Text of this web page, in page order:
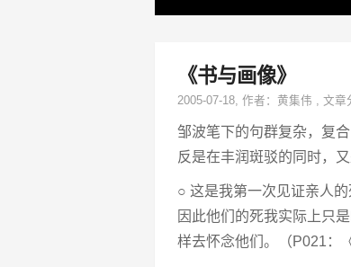
《书与画像》
2005-07-18, 作者： 黄集伟 , 文章
邹波笔下的句群复杂，复
反是在丰润斑驳的同时，
○ 这是我第一次见证亲人
因此他们的死我实际上只
样去怀念他们。（P021：